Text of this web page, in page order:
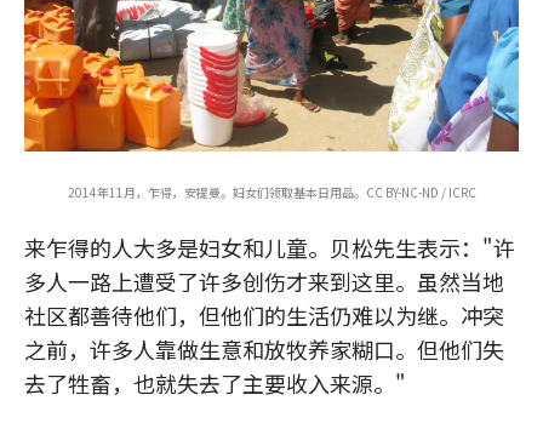
2014年11月，乍得，安提曼。妇女们领取基本日用品。CC BY-NC-ND / ICRC
来乍得的人大多是妇女和儿童。贝松先生表示："许
多人一路上遭受了许多创伤才来到这里。虽然当地
社区都善待他们，但他们的生活仍难以为继。冲突
之前，许多人靠做生意和放牧养家糊口。但他们失
去了牲畜，也就失去了主要收入来源。"